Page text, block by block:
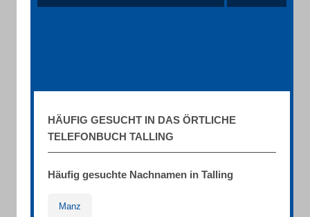
HÄUFIG GESUCHT IN DAS ÖRTLICHE
TELEFONBUCH TALLING
Häufig gesuchte Nachnamen in Talling
Manz